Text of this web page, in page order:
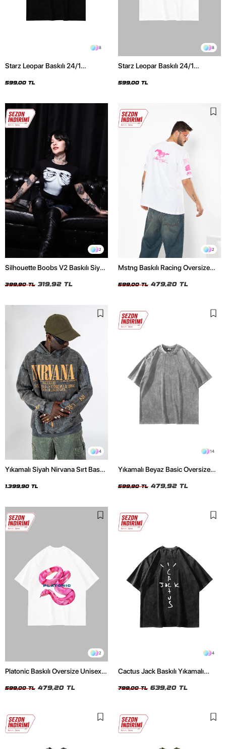
8
Starz Leopar Baskılı 24/1
599,00 TL
8
Starz Leopar Baskılı 24/1
599,00 TL
2
Silhouette Boobs V2 Baskılı Siyah
399,90 TL 319,92 TL
2
Mstng Baskılı Racing Oversize
599,00 TL 479,20 TL
4
Yıkamalı Siyah Nirvana Sırt Baskılı
1.399,90 TL
14
Yıkamalı Beyaz Basic Oversize
599,90 TL 479,92 TL
2
Platonic Baskılı Oversize Unisex
599,00 TL 479,20 TL
4
Cactus Jack Baskılı Yıkamalı
799,00 TL 639,20 TL